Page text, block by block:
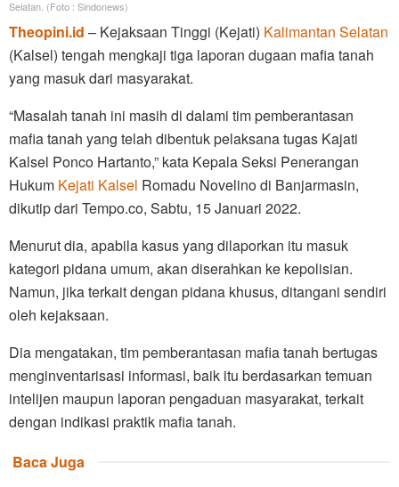
Selatan. (Foto : Sindonews)
Theopini.id – Kejaksaan Tinggi (Kejati) Kalimantan Selatan
(Kalsel) tengah mengkaji tiga laporan dugaan mafia tanah
yang masuk dari masyarakat.
“Masalah tanah ini masih di dalami tim pemberantasan
mafia tanah yang telah dibentuk pelaksana tugas Kajati
Kalsel Ponco Hartanto,” kata Kepala Seksi Penerangan
Hukum Kejati Kalsel Romadu Novelino di Banjarmasin,
dikutip dari Tempo.co, Sabtu, 15 Januari 2022.
Menurut dia, apabila kasus yang dilaporkan itu masuk
kategori pidana umum, akan diserahkan ke kepolisian.
Namun, jika terkait dengan pidana khusus, ditangani sendiri
oleh kejaksaan.
Dia mengatakan, tim pemberantasan mafia tanah bertugas
menginventarisasi informasi, baik itu berdasarkan temuan
intelijen maupun laporan pengaduan masyarakat, terkait
dengan indikasi praktik mafia tanah.
Baca Juga